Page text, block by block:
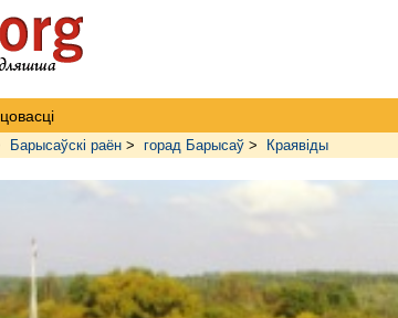
Барысаўскі раён > горад Барысаў > Краявіды